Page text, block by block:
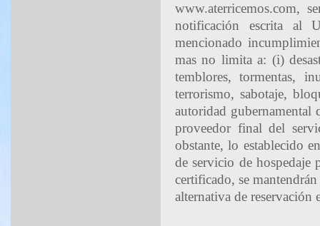
www.aterricemos.com,
notificación escrita al
mencionado
mas no limita a: (i)
temblores, tormentas,
terrorismo, sabotaje,
autoridad
proveedor final del
obstante, lo establecido
de servicio de hospedaje
certificado, se
alternativa de reservación